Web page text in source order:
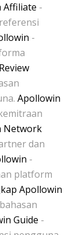
Affiliate -
-
Review
Apollowin
Network
dan
-
platform
Apollowin
Guide -